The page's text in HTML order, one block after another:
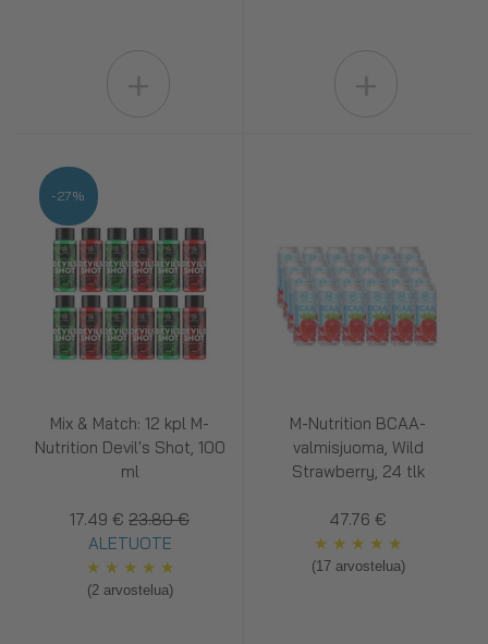
Mix & Match: 12 kpl M-
Nutrition Devil's Shot, 100
ml
17.49 € 23.80 €
ALETUOTE
★ ★ ★ ★ ★
(2 arvostelua)
-27%
M-Nutrition BCAA-
valmisjuoma, Wild
Strawberry, 24 tlk
47.76 €
★ ★ ★ ★ ★
(17 arvostelua)